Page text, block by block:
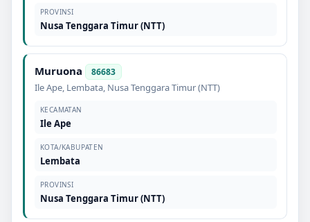
PROVINSI
Nusa Tenggara Timur (NTT)
Muruona 86683
Ile Ape, Lembata, Nusa Tenggara Timur (NTT)
KECAMATAN
Ile Ape
KOTA/KABUPATEN
Lembata
PROVINSI
Nusa Tenggara Timur (NTT)